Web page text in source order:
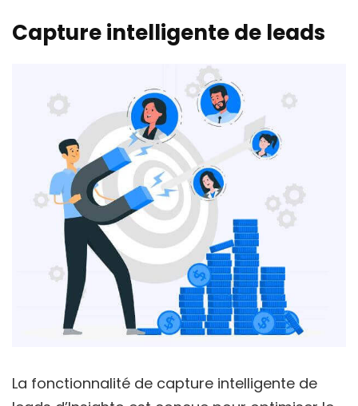
Capture intelligente de leads
La fonctionnalité de capture intelligente de